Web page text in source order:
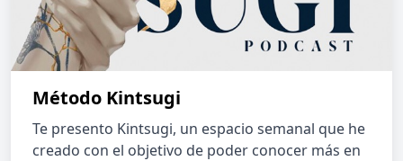
Método Kintsugi
Te presento Kintsugi, un espacio semanal que he
creado con el objetivo de poder conocer más en